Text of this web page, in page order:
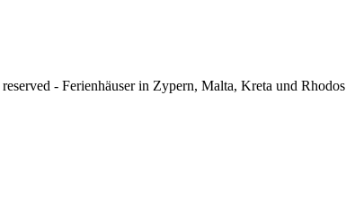
- Ferienhäuser in Zypern, Malta, Kreta und Rhodos